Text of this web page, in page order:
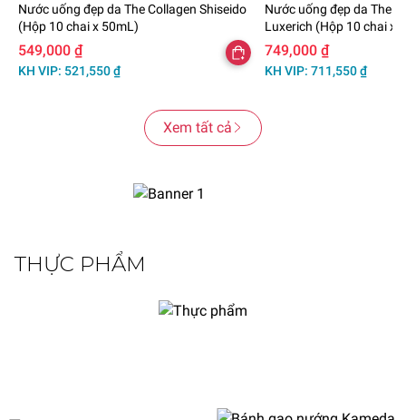
Nước uống đẹp da The Collagen Shiseido
(Hộp 10 chai x 50mL)
549,000 ₫
KH VIP: 521,550 ₫
Nước uống đẹp da The
Luxerich (Hộp 10 chai x
749,000 ₫
KH VIP: 711,550 ₫
Xem tất cả
THỰC PHẨM